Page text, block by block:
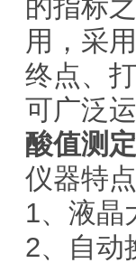
的指标
用，采
终点、
可广泛
酸值测
仪器特点
1、液晶
2、自动